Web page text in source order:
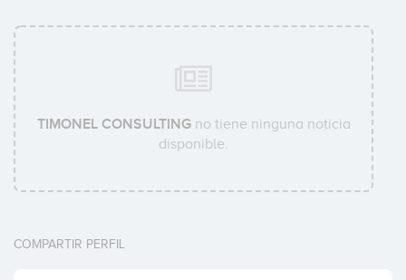
TIMONEL CONSULTINGno tiene ninguna noticia
disponible.
COMPARTIR PERFIL